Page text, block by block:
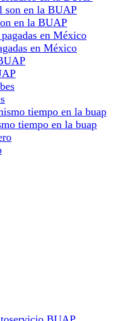
en la BUAP
en México
tiempo en la buap